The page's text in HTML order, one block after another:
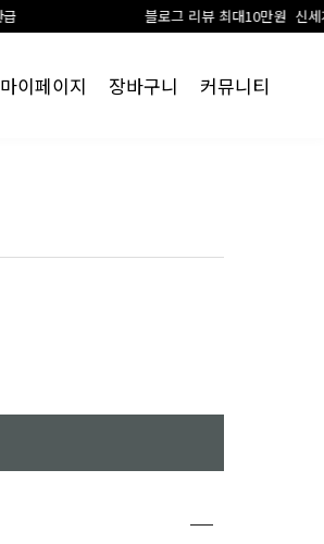
블로그 리뷰 최대10만원 신세계 상품권 지급
마이페이지 장바구니 커뮤니티